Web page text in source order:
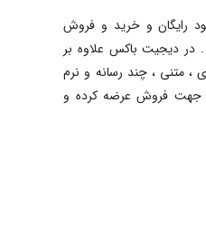
رایگان و خرید و فروش
. در دیجیت باکس علاوه بر
، متنی ، چند رسانه و نرم
جهت فروش عرضه کرده و